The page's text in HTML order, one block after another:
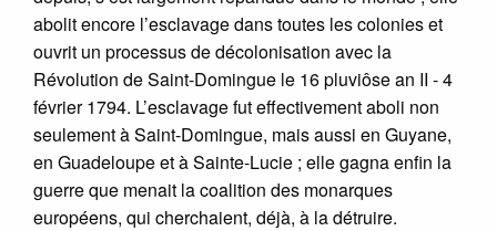
abolit encore l’esclavage dans toutes les colonies et
ouvrit un processus de décolonisation avec la
Révolution de Saint-Domingue le 16 pluviôse an II - 4
février 1794. L’esclavage fut effectivement aboli non
seulement à Saint-Domingue, mais aussi en Guyane,
en Guadeloupe et à Sainte-Lucie ; elle gagna enfin la
guerre que menait la coalition des monarques
européens, qui cherchaient, déjà, à la détruire.